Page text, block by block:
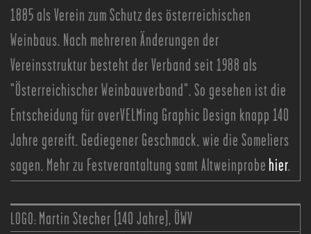
1885 als Verein zum Schutz des österreichischen
Weinbaus. Nach mehreren Änderungen der
Vereinsstruktur besteht der Verband seit 1988 als
"Österreichischer Weinbauverband". So gesehen ist die
Entscheidung für overVELMing Graphic Design knapp 140
Jahre gereift. Gediegener Geschmack, wie die Someliers
sagen. Mehr zu Festverantaltung samt Altweinprobe hier.
LOGO:Martin Stecher (140 Jahre), ÖWV